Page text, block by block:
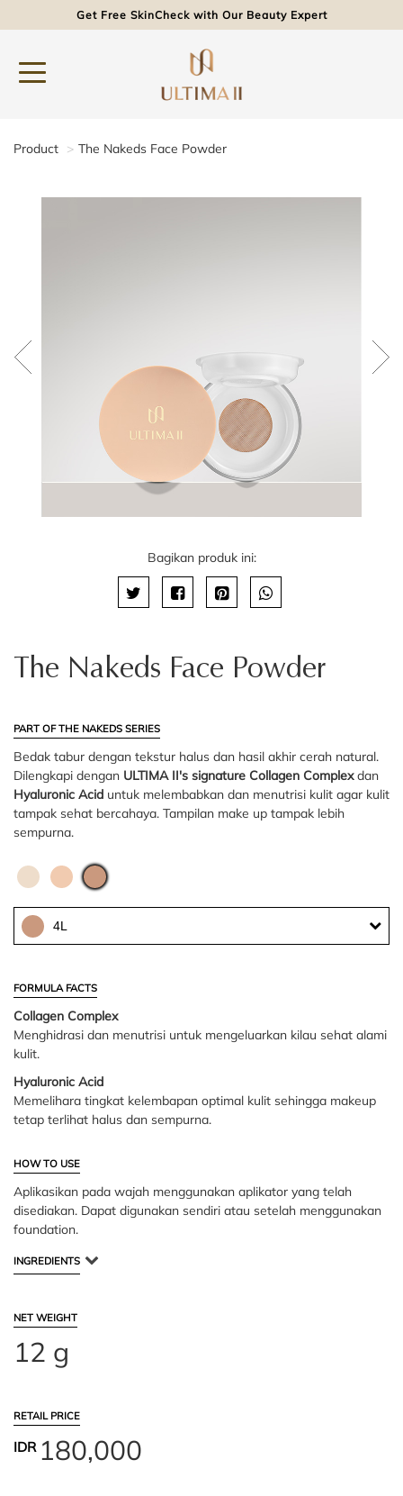
Get Free SkinCheck with Our Beauty Expert
Product The Nakeds Face Powder
Bagikan produk ini:
The Nakeds Face Powder
PART OF THE NAKEDS SERIES
Bedak tabur dengan tekstur halus dan hasil akhir cerah natural.
Dilengkapi dengan ULTIMA II's signature Collagen Complexdan
Hyaluronic Acid untuk melembabkan dan menutrisi kulit agar kulit
tampak sehat bercahaya. Tampilan make up tampak lebih
sempurna.
4L
FORMULA FACTS
Collagen Complex
Menghidrasi dan menutrisi untuk mengeluarkan kilau sehat alami
kulit.
Hyaluronic Acid
Memelihara tingkat kelembapan optimal kulit sehingga makeup
tetap terlihat halus dan sempurna.
HOW TO USE
Aplikasikan pada wajah menggunakan aplikator yang telah
disediakan. Dapat digunakan sendiri atau setelah menggunakan
foundation.
INGREDIENTS
NET WEIGHT
12 g
RETAIL PRICE
IDR180,000